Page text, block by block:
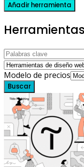
Añadir herramienta
Modelo de precios
Buscar